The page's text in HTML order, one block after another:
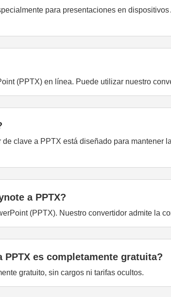
para presentaciones en
(PPTX) en línea. Puede utilizar nuestro
clave a PPTX está diseñado para mantener
a PPTX?
(PPTX). Nuestro convertidor admite la
es completamente gratuita?
gratuito, sin cargos ni tarifas ocultos.